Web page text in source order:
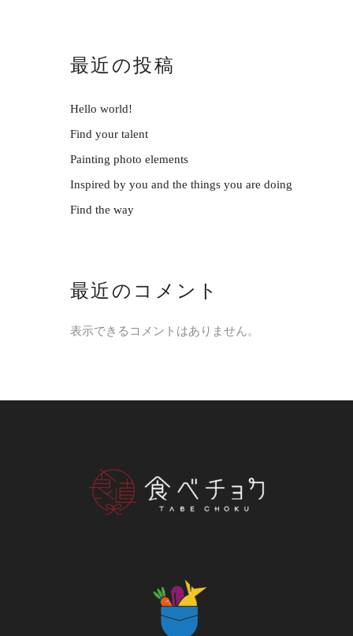
最近の投稿
Hello world!
Find your talent
Painting photo elements
Inspired by you and the things you are doing
Find the way
最近のコメント
表示できるコメントはありません。